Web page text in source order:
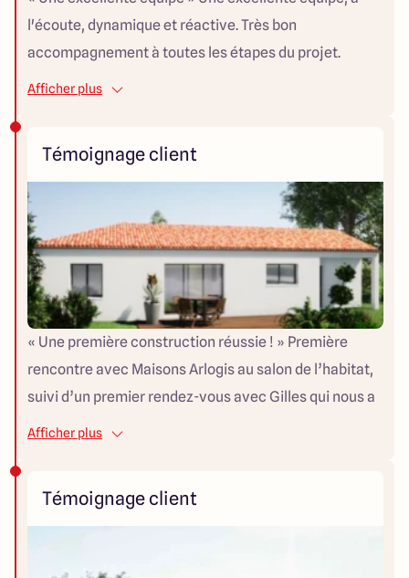
l'écoute, dynamique et réactive. Très bon
accompagnement à toutes les étapes du projet.
Livraison de la maison avec 1 mois d'avance, malgré
Afficher plus
Témoignage client
« Une première construction réussie ! » Première
rencontre avec Maisons Arlogis au salon de l’habitat,
suivi d’un premier rendez-vous avec Gilles qui nous a
conquis : des matériaux de qualité, une maitrise de la
accompagnement et des conseils au top ! C’est parti
Afficher plus
Témoignage client